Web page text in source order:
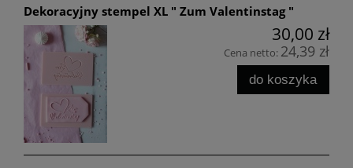
Dekoracyjny stempel XL " Zum Valentinstag "
30,00 zł
Cena netto: 24,39 zł
do koszyka